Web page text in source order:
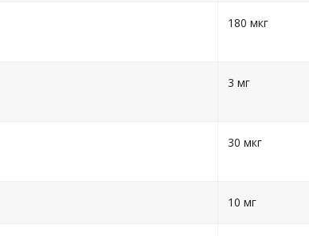
180 мкг
3 мг
30 мкг
10 мг